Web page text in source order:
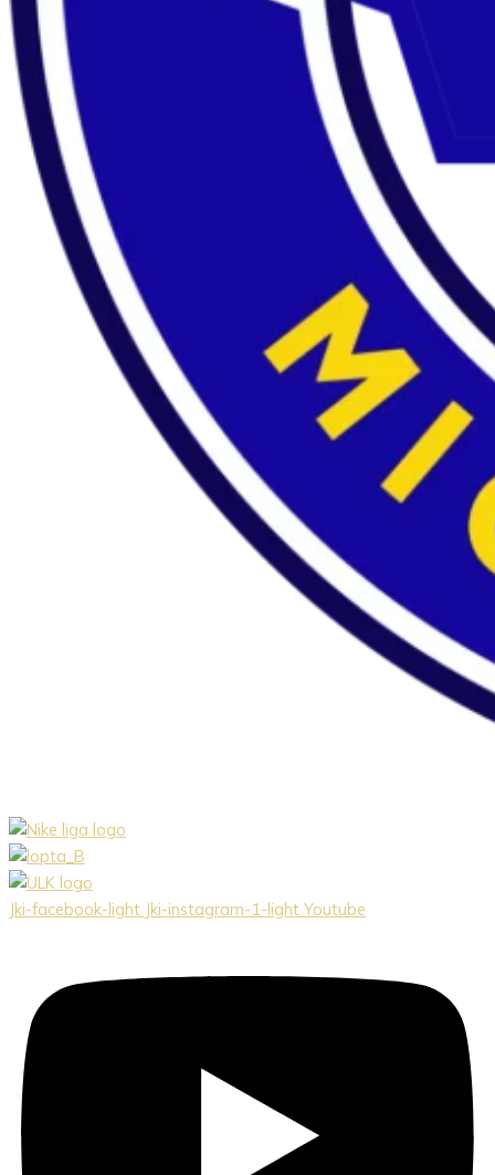
Jki-facebook-light Jki-instagram-1-light Youtube